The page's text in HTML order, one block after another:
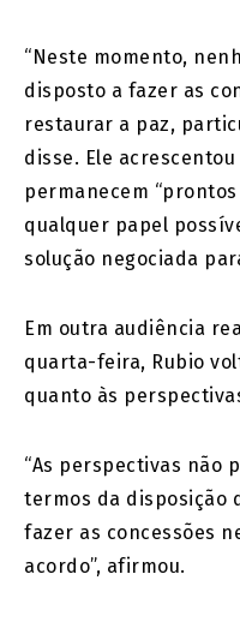
“Neste momento,
disposto a fazer as
restaurar a paz,
disse. Ele
permanecem
qualquer papel
solução negociada
Em outra audiência
quarta-feira, Rubio
quanto às
“As perspectivas não
termos da disposição
fazer as concessões
acordo”, afirmou.